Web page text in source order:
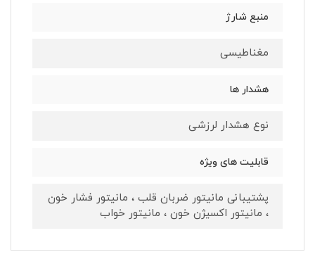
منبع شارژ
مغناطیسی
هشدار ها
نوع هشدار لرزشی
قابلیت های ویژه
پشتیبانی مانیتور ضربان قلب ، مانیتور فشار خون
، مانیتور اکسیژن خون ، مانیتور خواب